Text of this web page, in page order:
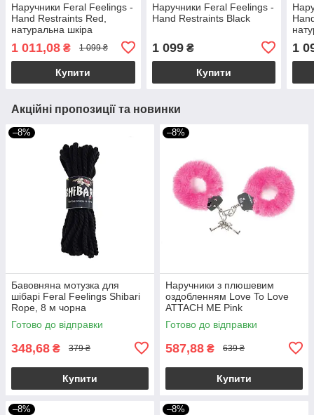
Наручники Feral Feelings -
Hand Restraints Red,
натуральна шкіра
1 011,08 ₴ 1 099 ₴
Купити
Наручники Feral Feelings -
Hand Restraints Black
1 099₴
Купити
1
Акційні пропозиції та новинки
–8%
Бавовняна мотузка для
шібарі Feral Feelings Shibari
Rope, 8 м чорна
Готово до відправки
348,68 ₴ 379 ₴
Купити
–8%
Наручники з плюшевим
оздобленням Love To Love
ATTACH ME Pink
Готово до відправки
587,88 ₴ 639 ₴
Купити
–8% –8%